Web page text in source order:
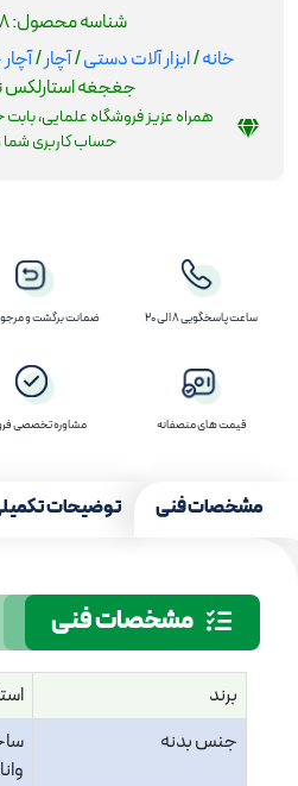
شناسه محصول:
خانه/ابزار آلات دستی/آچار/
جغجغه استارلکس
همراه عزیز فروشگاه علمایی،
حساب کاربری
ساعت پاسخگویی 8 الی 20 ضمانت برگشت و
قیمت های منصفانه مشاوره تخصصی
مشخصات فنی توضیحات
مشخصات فنی
برند
جنس بدنه